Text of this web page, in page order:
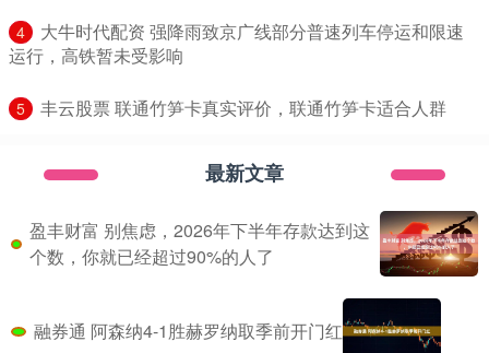
4
​大牛时代配资 强降雨致京广线部分普速列车停运和限速
运行，高铁暂未受影响
5 ​丰云股票 联通竹笋卡真实评价，联通竹笋卡适合人群
最新文章
盈丰财富 别焦虑，2026年下半年存款达到这
个数，你就已经超过90%的人了
融券通 阿森纳4-1胜赫罗纳取季前开门红